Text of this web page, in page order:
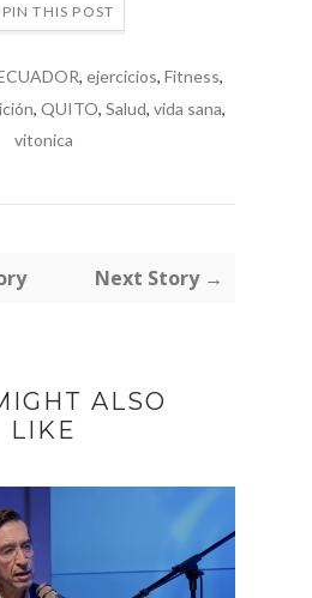
PIN THIS POST
, ejercicios, Fitness,
, QUITO, Salud, vida sana,
vitonica
Next Story →
ALSO
LIKE